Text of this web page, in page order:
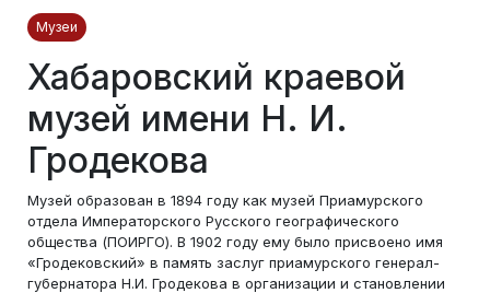
Музеи
Хабаровский краевой
музей имени Н. И.
Гродекова
Музей образован в 1894 году как музей Приамурского
отдела Императорского Русского географического
общества (ПОИРГО). В 1902 году ему было присвоено имя
«Гродековский» в память заслуг приамурского генерал-
губернатора Н.И. Гродекова в организации и становлении